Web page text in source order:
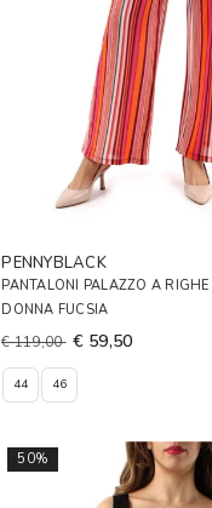
PENNYBLACK
PANTALONI PALAZZO A
DONNA FUCSIA
€ 119,00 € 59,50
44 46
50%